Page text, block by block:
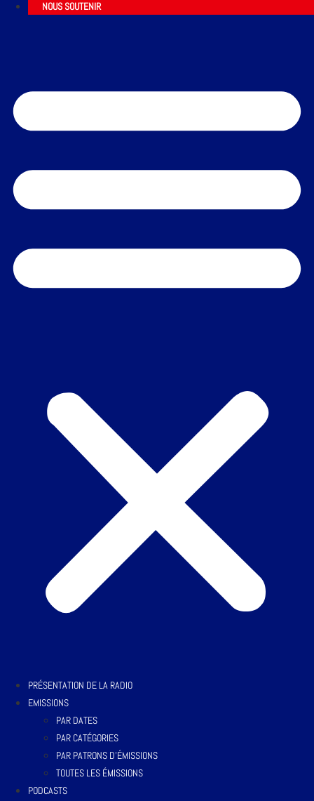
NOUS SOUTENIR
PRÉSENTATION DE LA RADIO
EMISSIONS
PAR DATES
PAR CATÉGORIES
PAR PATRONS D’ÉMISSIONS
TOUTES LES ÉMISSIONS
PODCASTS